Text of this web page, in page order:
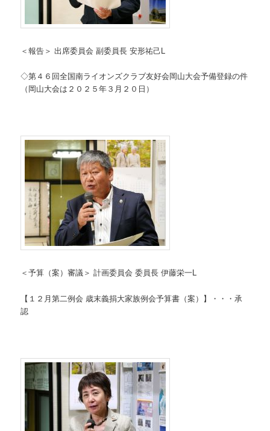
＜報告＞ 出席委員会 副委員長 安形祐己L
◇第４６回全国南ライオンズクラブ友好会岡山大会予備登録の件
（岡山大会は２０２５年３月２０日）
＜予算（案）審議＞ 計画委員会 委員長 伊藤栄一L
【１２月第二例会 歳末義捐大家族例会予算書（案）】・・・承
認